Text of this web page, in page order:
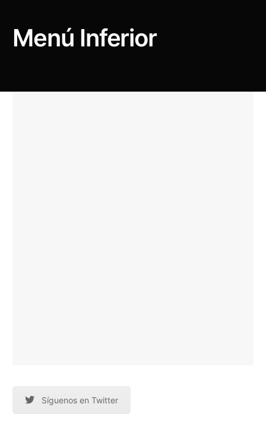
Menú Inferior
Síguenos en Twitter